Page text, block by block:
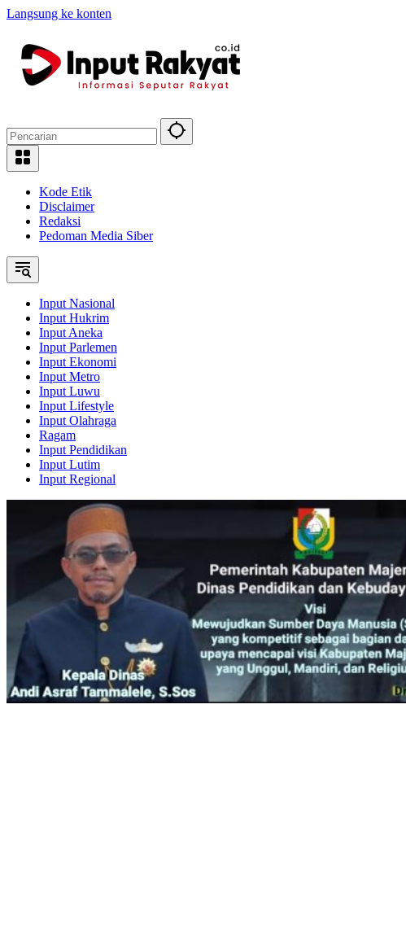
Langsung ke konten
Kode Etik
Disclaimer
Redaksi
Pedoman Media Siber
Input Nasional
Input Hukrim
Input Aneka
Input Parlemen
Input Ekonomi
Input Metro
Input Luwu
Input Lifestyle
Input Olahraga
Ragam
Input Pendidikan
Input Lutim
Input Regional